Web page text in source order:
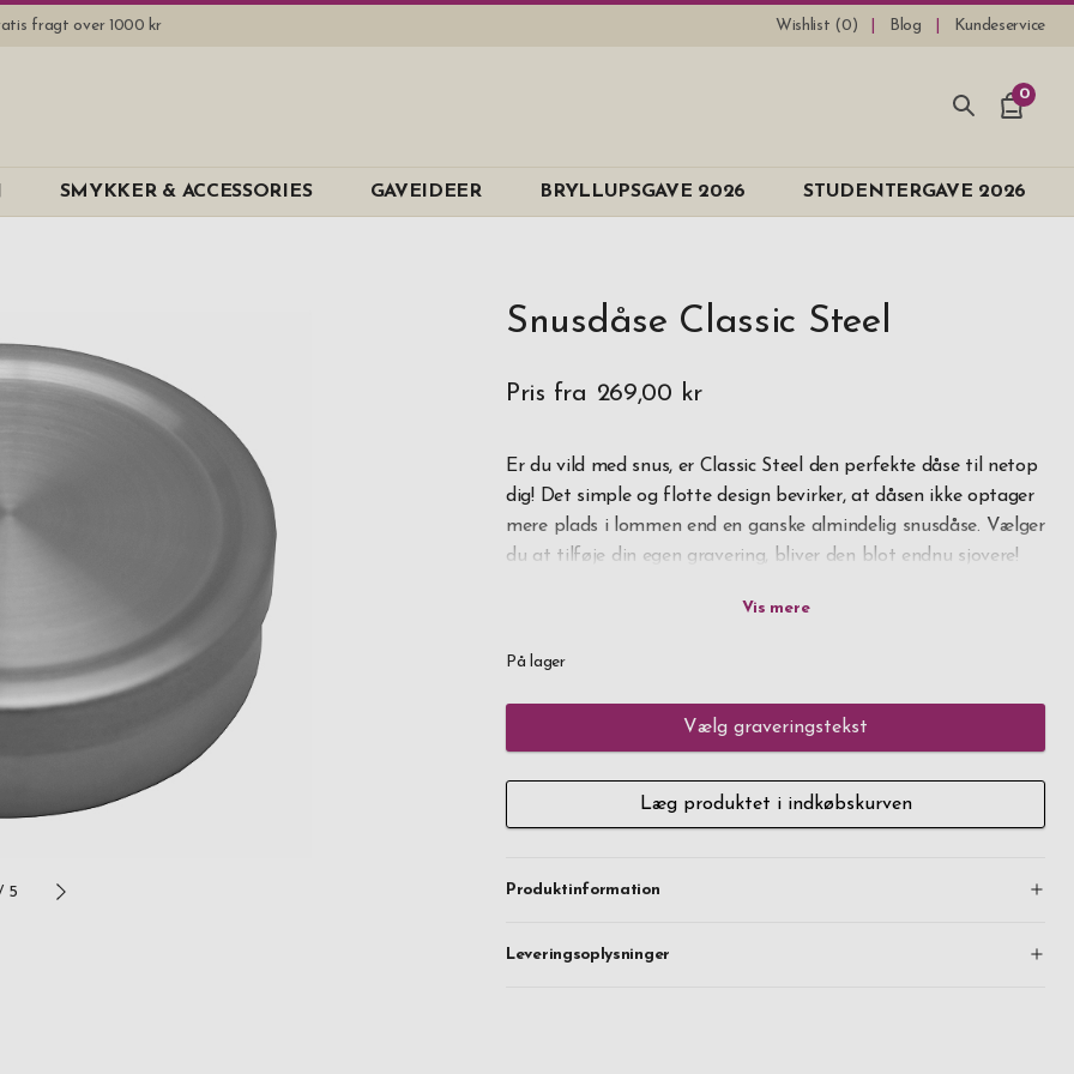
fragt over 1000 kr Wishlist (0) Blog Kundeservice
0
SMYKKER & ACCESSORIES GAVEIDEER BRYLLUPSGAVE 2026 STUDENTERGAVE 2026
5
Snusdåse Classic Steel
Pris fra 269,00 kr
Er du vild med snus, er Classic Steel den perfekte dåse til netop
dig! Det simple og flotte design bevirker, at dåsen ikke optager
mere plads i lommen end en ganske almindelig snusdåse. Vælger
du at tilføje din egen gravering, bliver den blot endnu sjovere!
Rustfrit stål gør dåsen holdbar, og den flotte finish holder
blot få dage, inden du har din nye dåse i postkassen, så du kan
trygt klikke på køb!
På lager
Vælg graveringstekst
Læg produktet i indkøbskurven
Produktinformation
Leveringsoplysninger